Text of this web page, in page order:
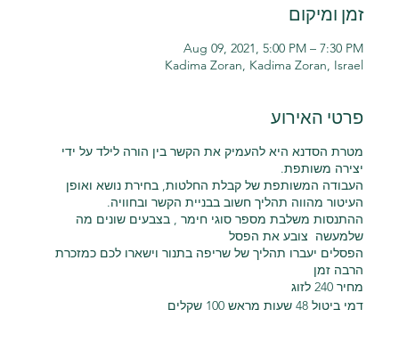
זמן ומיקום
Aug 09, 2021, 5:00 PM – 7:30 PM
Kadima Zoran, Kadima Zoran, Israel
פרטי האירוע
מטרת הסדנא היא להעמיק את הקשר בין הורה לילד על ידי
יצירה משותפת.
העבודה המשותפת של קבלת החלטות, בחירת נושא ואופן
העיטור מהווה תהליך חשוב בבניית הקשר ובחוויה.
ההתנסות משלבת מספר סוגי חימר , בצבעים שונים מה
שלמעשה צובע את הפסל
הפסלים יעברו תהליך של שריפה בתנור וישארו לכם כמזכרת
הרבה זמן
מחיר 240 לזוג
דמי ביטול 48 שעות מראש 100 שקלים